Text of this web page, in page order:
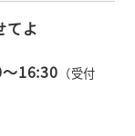
てよ
16:30 （受付